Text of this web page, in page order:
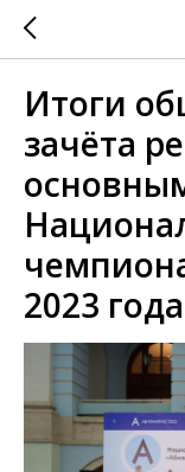
Итоги
зачёта
2023 года